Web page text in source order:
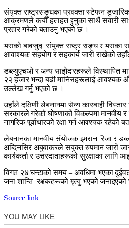
संयुक्त राष्ट्रसङ्घका प्रवक्तास्टेफन
आक्रमणलेकयौँहताहत हुनुका साथै सवारी
प्रहार गरेको बताउनु भएको छ ।
यसकोबावजुद, संयुक्त राष्ट्र सङ्घ र यसका
आवाश्यक सहयोगरसहकार्य जारी राखेको
डब्ल्युएचओर अन्य साझेदारहरूले विस्थापित
२२ हजार भन्दा बढी मानिसहरूलाई आवश्यक
उल्लेख गर्नु भएको छ ।
उहाँलेदक्षिणी लेबनानमा सैन्य कारबाही
सरकारले गरेको घोषणाको विकल्पमा मानवीय र
नागरिक पूर्वाधारको रक्षा गर्न आवश्यक रहेको
लेबनानका मानवीय संयोजकइमरान रिजार
अब्दिनसिर अबुबाकरले सयुक्त रुपमानजारी
कार्यकर्ता र उत्तरदाताहरूको सुरक्षाका लागि
विगत २४घन्टाकोसमय – अवधिमा भएका
जना शान्ति–रक्षकहरूको मृत्यु भएको
Source link